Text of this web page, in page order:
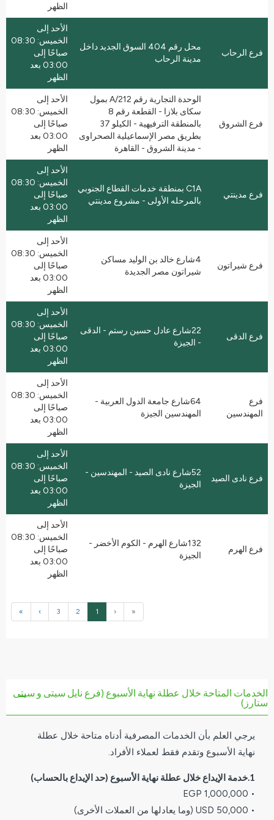
«
‹
1
2
3
›
»
الظهر
فرع الرحاب
محل رقم 404 السوق الجديد داخل
مدينة الرحاب
الأحد إلى
الخميس: 08:30
صباحًا إلى
03:00 بعد
الظهر
فرع الشروق
الوحدة التجارية رقم 212/A بمول
سكاى بلازا - القطعة رقم 8
بالمنطقة الترفيهية - الكيلو 37
بطريق مصر الإسماعيلية الصحراوى
- مدينة الشروق - القاهرة
الأحد إلى
الخميس: 08:30
صباحًا إلى
03:00 بعد
الظهر
فرع مدينتي
C1A بمنطقة خدمات القطاع الجنوبي
بالمرحله الأولى - مشروع مدينتي
الأحد إلى
الخميس: 08:30
صباحًا إلى
03:00 بعد
الظهر
فرع شيراتون
4شارع خالد بن الوليد مساكن
شيراتون مصر الجديدة
الأحد إلى
الخميس: 08:30
صباحًا إلى
03:00 بعد
الظهر
فرع الدقى
22شارع عادل حسين رستم - الدقى
- الجيزة
الأحد إلى
الخميس: 08:30
صباحًا إلى
03:00 بعد
الظهر
فرع
المهندسين
64شارع جامعة الدول العربية -
المهندسين الجيزة
الأحد إلى
الخميس: 08:30
صباحًا إلى
03:00 بعد
الظهر
فرع نادى الصيد
52شارع نادى الصيد - المهندسين -
الجيزة
الأحد إلى
الخميس: 08:30
صباحًا إلى
03:00 بعد
الظهر
فرع الهرم
132شارع الهرم - الكوم الأخضر -
الجيزة
الأحد إلى
الخميس: 08:30
صباحًا إلى
03:00 بعد
الظهر
الخدمات المتاحة خلال عطلة نهاية الأسبوع (فرع نايل سيتى و سيتى
ستارز)
يرجي العلم بأن الخدمات المصرفية أدناه متاحة خلال عطلة
نهاية الأسبوع وتقدم فقط لعملاء الأفراد.
1.خدمة الإيداع خلال عطلة نهاية الأسبوع (حد الإيداع بالحساب)
• 1,000,000 EGP
• 50,000 USD (وما يعادلها من العملات الأخرى)